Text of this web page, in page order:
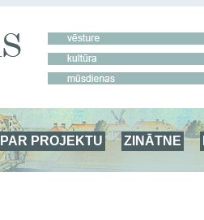
PAR PROJEKTU ZINĀTNE